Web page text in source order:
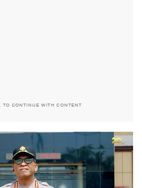
TO CONTINUE WITH CONTENT